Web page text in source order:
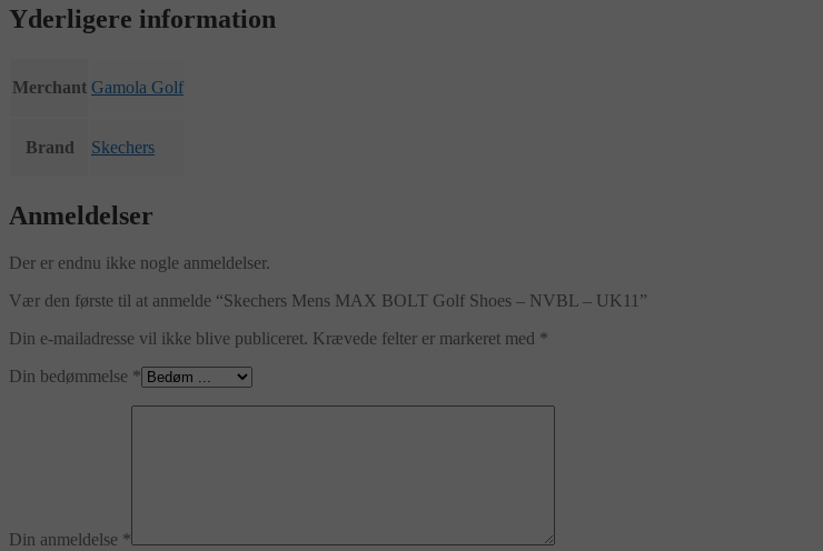
Yderligere information
Merchant Gamola Golf
Brand Skechers
Anmeldelser
Der er endnu ikke nogle anmeldelser.
Vær den første til at anmelde “Skechers Mens MAX BOLT Golf Shoes – NVBL – UK11”
Din e-mailadresse vil ikke blive publiceret. Krævede felter er markeret med *
Din bedømmelse *
Din anmeldelse *